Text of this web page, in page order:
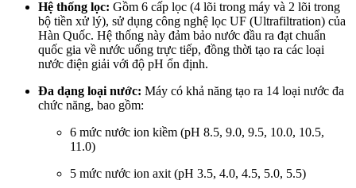
Hệ thống lọc: Gồm 6 cấp lọc (4 lõi trong máy và 2 lõi trong
bộ tiền xử lý), sử dụng công nghệ lọc UF (Ultrafiltration) của
Hàn Quốc. Hệ thống này đảm bảo nước đầu ra đạt chuẩn
quốc gia về nước uống trực tiếp, đồng thời tạo ra các loại
nước điện giải với độ pH ổn định.
Đa dạng loại nước: Máy có khả năng tạo ra 14 loại nước đa
chức năng, bao gồm:
6 mức nước ion kiềm (pH 8.5, 9.0, 9.5, 10.0, 10.5,
11.0)
5 mức nước ion axit (pH 3.5, 4.0, 4.5, 5.0, 5.5)